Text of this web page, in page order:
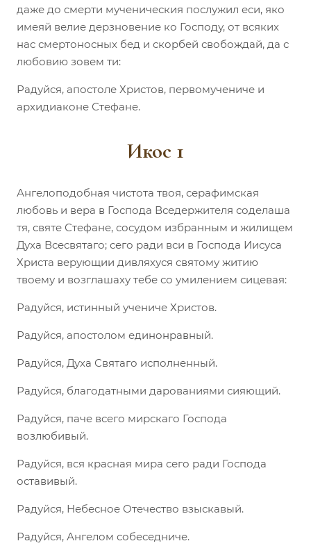
даже до смерти мученическия послужил еси, яко
имеяй велие дерзновение ко Господу, от всяких
нас смертоносных бед и скорбей свобождай, да с
любовию зовем ти:
Радуйся, апостоле Христов, первомучениче и
архидиаконе Стефане.
Икос 1
Ангелоподобная чистота твоя, серафимская
любовь и вера в Господа Вседержителя соделаша
тя, святе Стефане, сосудом избранным и жилищем
Духа Всесвятаго; сего ради вси в Господа Иисуса
Христа верующии дивляхуся святому житию
твоему и возглашаху тебе со умилением сицевая:
Радуйся, истинный учениче Христов.
Радуйся, апостолом единонравный.
Радуйся, Духа Святаго исполненный.
Радуйся, благодатными дарованиями сияющий.
Радуйся, паче всего мирскаго Господа
возлюбивый.
Радуйся, вся красная мира сего ради Господа
оставивый.
Радуйся, Небесное Отечество взыскавый.
Радуйся, Ангелом собеседниче.